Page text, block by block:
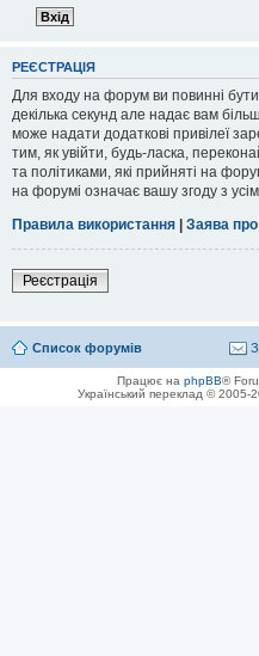
РЕЄСТРАЦІЯ
Для входу на форум ви повинні
декілька секунд але надає вам
може надати додаткові привілеї
тим, як увійти, будь-ласка,
та політиками, які прийняті на
на форумі означає вашу згоду з
Правила використання | Заява про
Реєстрація
Список форумів
Працює на phpBB®
Український переклад © 2005-